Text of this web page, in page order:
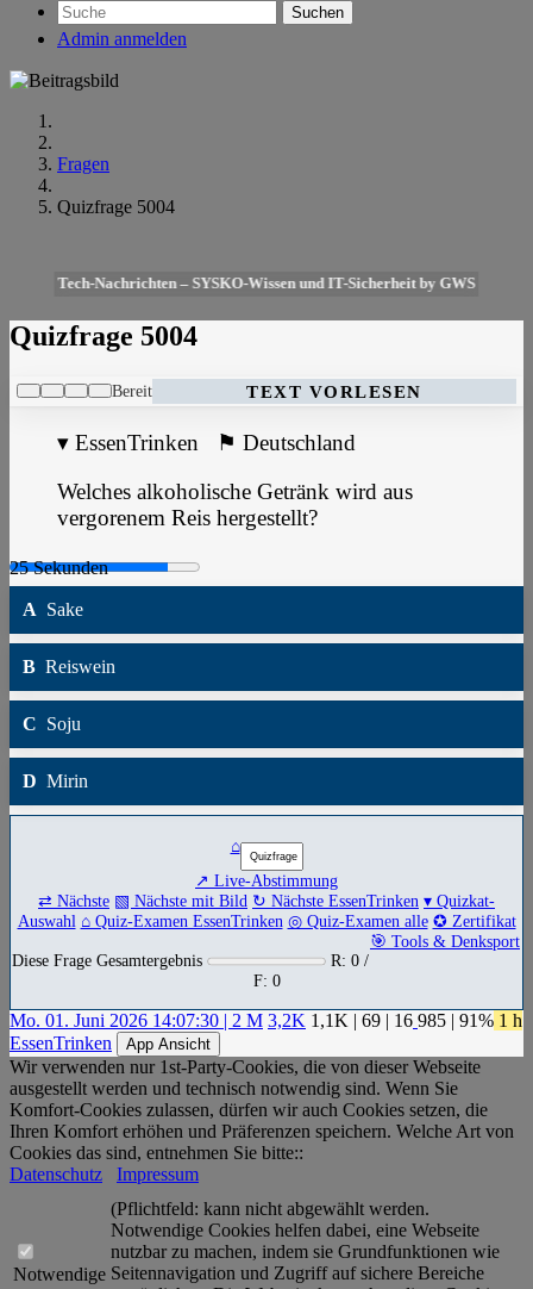
Suchen
Admin anmelden
Fragen
Quizfrage 5004
Tech-Nachrichten – SYSKO-Wissen und IT-Sicherheit by GWS
Quizfrage 5004
Bereit TEXT VORLESEN
▾ EssenTrinken ⚑ Deutschland
Welches alkoholische Getränk wird aus
vergorenem Reis hergestellt?
A Sake
B Reiswein
C Soju
D Mirin
⌂
↗ Live-Abstimmung
⇄ Nächste ▧ Nächste mit Bild ↻ Nächste EssenTrinken ▾ Quizkat-
Auswahl ⌂ Quiz-Examen EssenTrinken ◎ Quiz-Examen alle ✪ Zertifikat
🎯 Tools & Denksport
Diese Frage Gesamtergebnis
R: 0 /
F: 0
Mo. 01. Juni 2026 14:07:30 | 2 M 3,2K 1,1K | 69 | 16 985 | 91% 1 h
EssenTrinken
App Ansicht
Wir verwenden nur 1st-Party-Cookies, die von dieser Webseite
ausgestellt werden und technisch notwendig sind. Wenn Sie
Komfort-Cookies zulassen, dürfen wir auch Cookies setzen, die
Ihren Komfort erhöhen und Präferenzen speichern. Welche Art von
Cookies das sind, entnehmen Sie bitte::
Datenschutz
Impressum
Notwendige
(Pflichtfeld: kann nicht abgewählt werden.
Notwendige Cookies helfen dabei, eine Webseite
nutzbar zu machen, indem sie Grundfunktionen wie
Seitennavigation und Zugriff auf sichere Bereiche